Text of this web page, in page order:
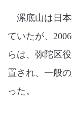
漯底山は日本
ていたが、
らは、弥陀区
置され、一般
った。